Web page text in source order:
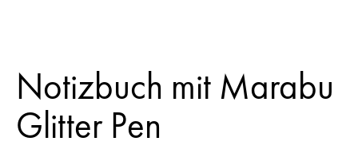
Notizbuch mit Marabu
Glitter Pen